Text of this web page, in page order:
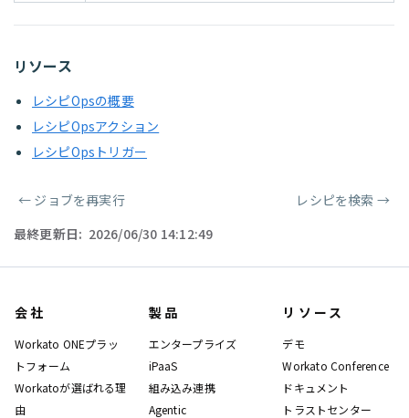
リソース
レシピOpsの概要
レシピOpsアクション
レシピOpsトリガー
ページャー
← ジョブを再実行 レシピを検索 →
最終更新日: 2026/06/30 14:12:49
会社
Workato ONEプラッ
トフォーム
Workatoが選ばれる理
由
製品
エンタープライズ
iPaaS
組み込み連携
Agentic
リソース
デモ
Workato Conference
ドキュメント
トラストセンター